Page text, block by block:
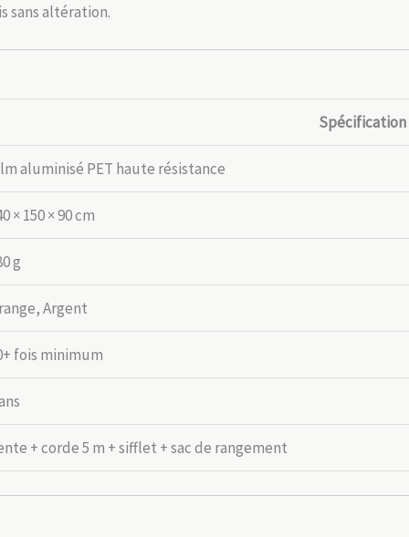
sans altération.
Spécification
aluminisé PET haute résistance
× 150 × 90 cm
g
Argent
fois minimum
+ corde 5 m + sifflet + sac de rangement